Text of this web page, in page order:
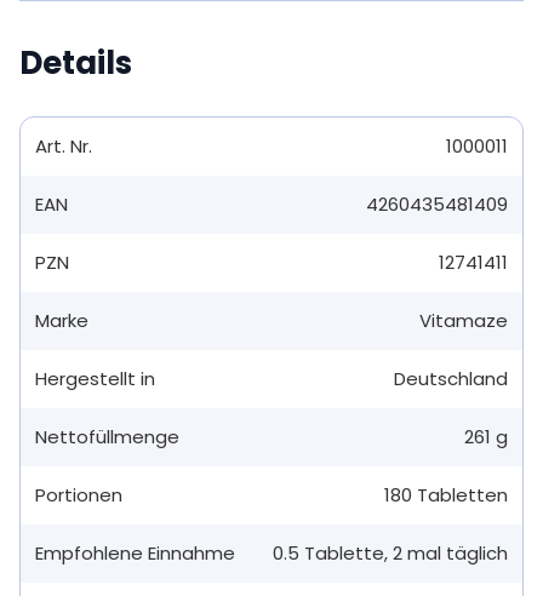
Details
Art. Nr. 1000011
EAN 4260435481409
PZN 12741411
Marke Vitamaze
Hergestellt in Deutschland
Nettofüllmenge 261 g
Portionen 180 Tabletten
Empfohlene Einnahme 0.5 Tablette,2 mal täglich